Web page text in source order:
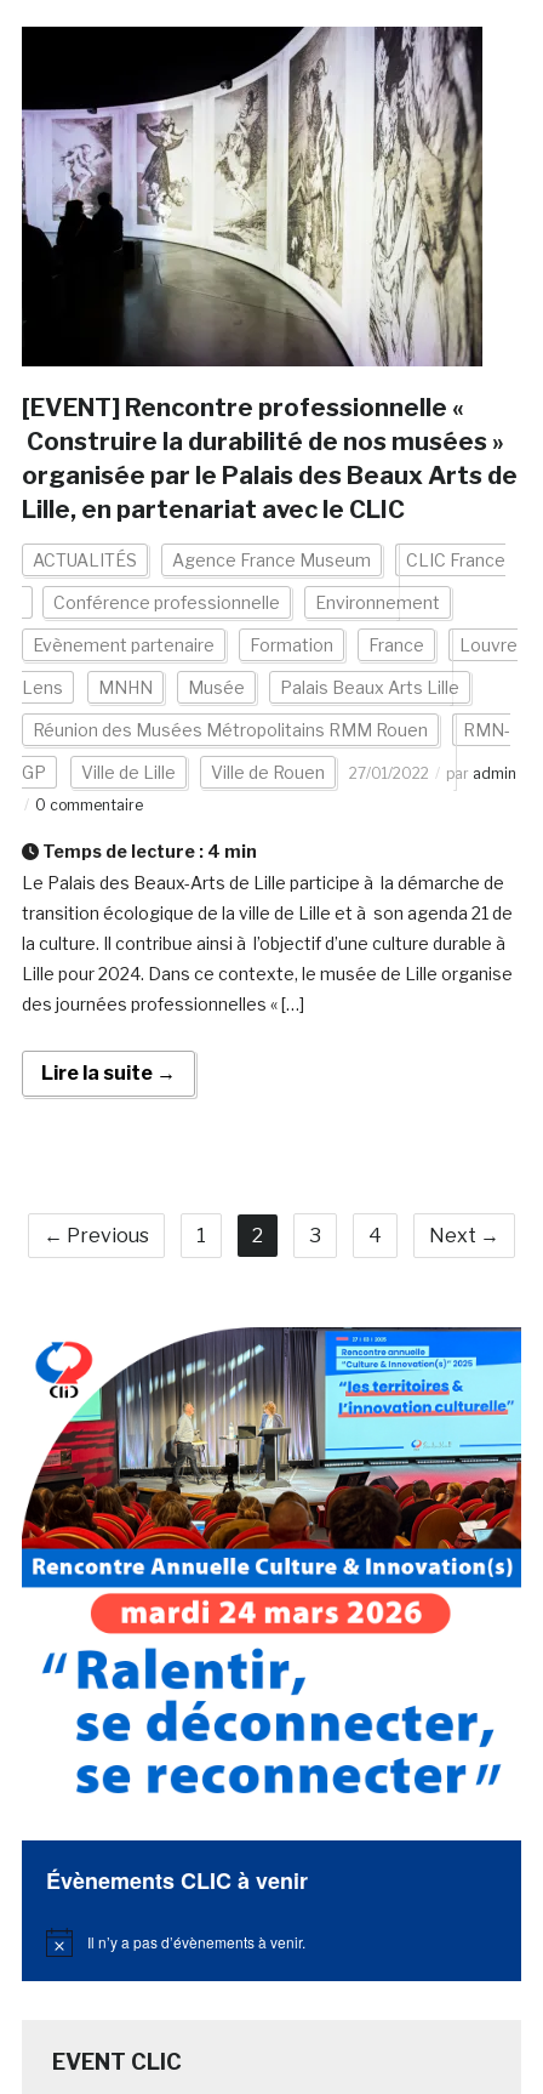
[EVENT] Rencontre professionnelle «
Construire la durabilité de nos musées »
organisée par le Palais des Beaux Arts de
Lille, en partenariat avec le CLIC
ACTUALITÉS Agence France Museum CLIC France
Conférence professionnelle Environnement
Evènement partenaire Formation France Louvre
Lens MNHN Musée Palais Beaux Arts Lille
Réunion des Musées Métropolitains RMM Rouen RMN-
GP Ville de Lille Ville de Rouen 27/01/2022 par admin
0 commentaire
Temps de lecture : 4 min
Le Palais des Beaux-Arts de Lille participe à la démarche de
transition écologique de la ville de Lille et à son agenda 21 de
la culture. Il contribue ainsi à l’objectif d’une culture durable à
Lille pour 2024. Dans ce contexte, le musée de Lille organise
des journées professionnelles « […]
Lire la suite →
← Previous 1 2 3 4 Next →
Évènements CLIC à venir
Notice Il n’y a pas d’évènements à venir.
EVENT CLIC